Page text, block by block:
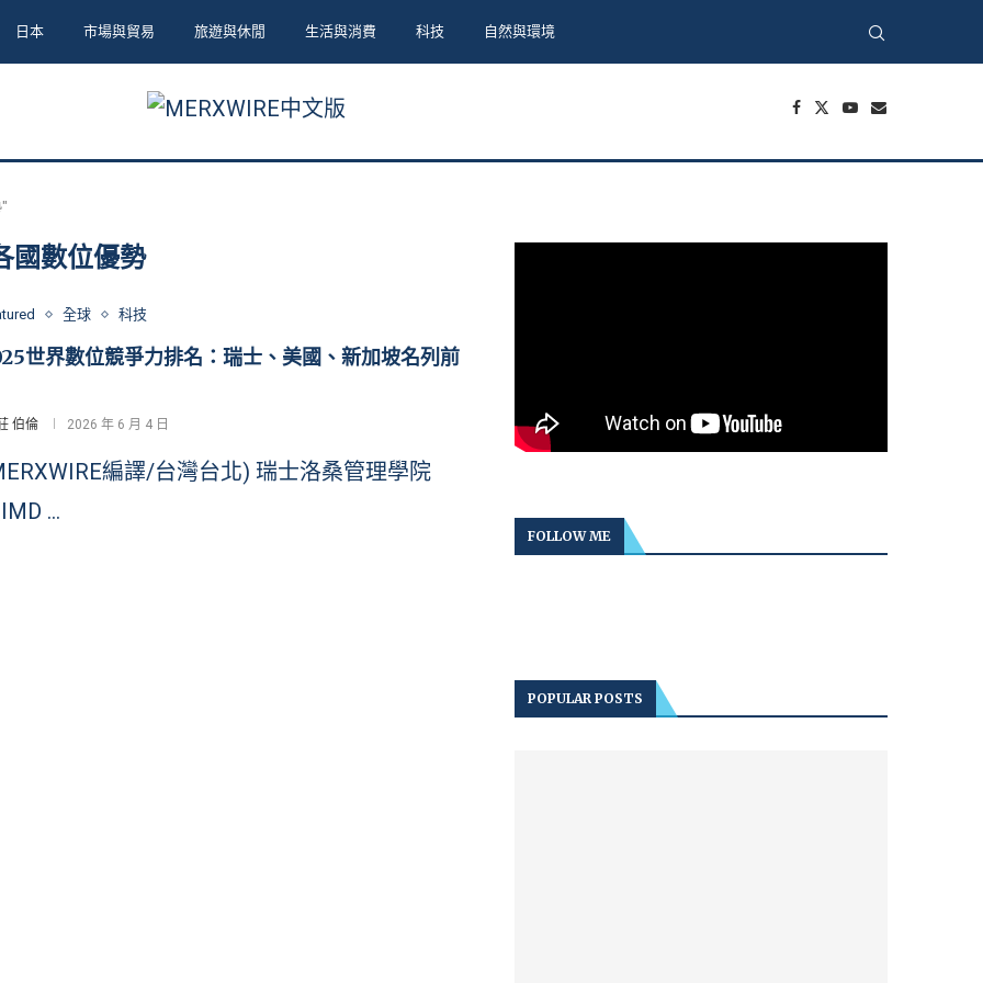
日本 市場與貿易 旅遊與休閒 生活與消費 科技 自然與環境
國數位優勢
全球 科技
世界數位競爭力排名：瑞士、美國、新加坡名列前
伯倫 2026 年 6 月 4 日
編譯/台灣台北) 瑞士洛桑管理學院
…
FOLLOW ME
POPULAR POSTS